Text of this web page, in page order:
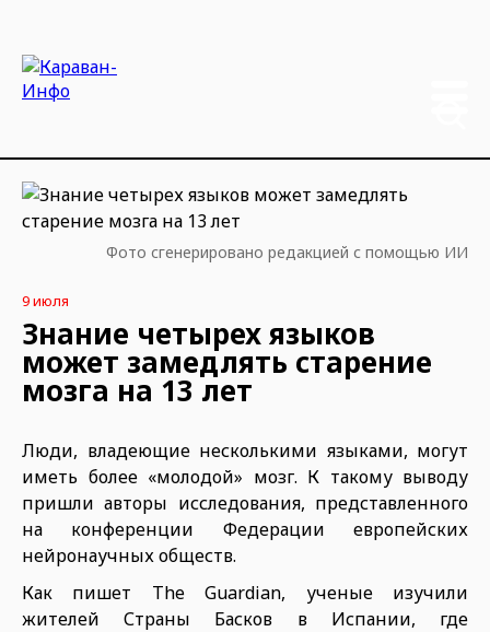
Фото сгенерировано редакцией с помощью ИИ
9 июля
Знание четырех языков
может замедлять старение
мозга на 13 лет
Люди, владеющие несколькими языками, могут
иметь более «молодой» мозг. К такому выводу
пришли авторы исследования, представленного
на конференции Федерации европейских
нейронаучных обществ.
Как пишет The Guardian, ученые изучили
жителей Страны Басков в Испании, где